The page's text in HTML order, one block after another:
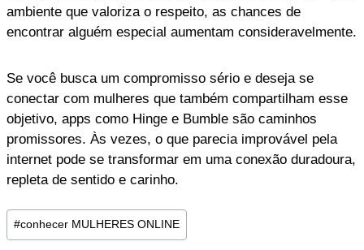
ambiente que valoriza o respeito, as chances de
encontrar alguém especial aumentam consideravelmente.
Se você busca um compromisso sério e deseja se
conectar com mulheres que também compartilham esse
objetivo, apps como Hinge e Bumble são caminhos
promissores. Às vezes, o que parecia improvável pela
internet pode se transformar em uma conexão duradoura,
repleta de sentido e carinho.
Post
Tags:
#conhecer MULHERES ONLINE